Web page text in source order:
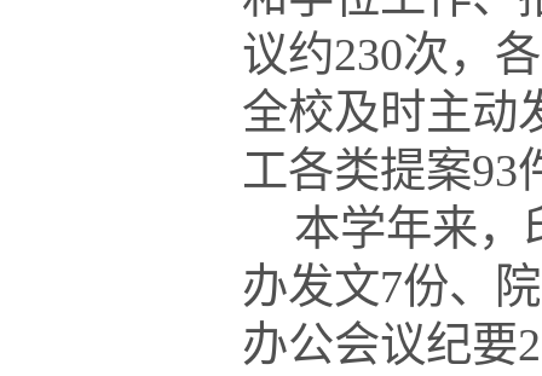
议约230次，
全校及时主动
工各类提案93
本学年来，
办发文7份、
办公会议纪要